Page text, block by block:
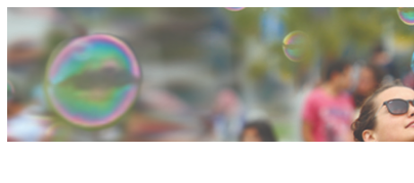
Saltar
al
contenido